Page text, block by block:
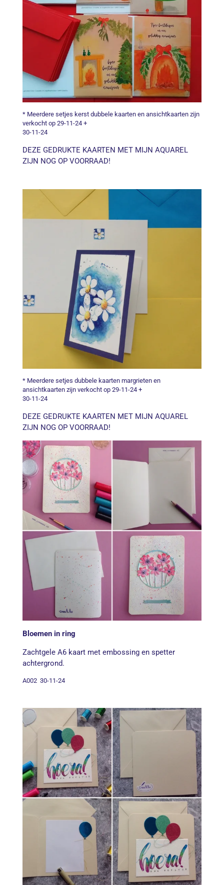
* Meerdere setjes kerst dubbele kaarten en ansichtkaarten zijn
verkocht op 29-11-24 +
30-11-24
DEZE GEDRUKTE KAARTEN MET MIJN AQUAREL
ZIJN NOG OP VOORRAAD!
* Meerdere setjes dubbele kaarten margrieten en
ansichtkaarten zijn verkocht op 29-11-24 +
30-11-24
DEZE GEDRUKTE KAARTEN MET MIJN AQUAREL
ZIJN NOG OP VOORRAAD!
Bloemen in ring
Zachtgele A6 kaart met embossing en spetter
achtergrond.
A002 30-11-24